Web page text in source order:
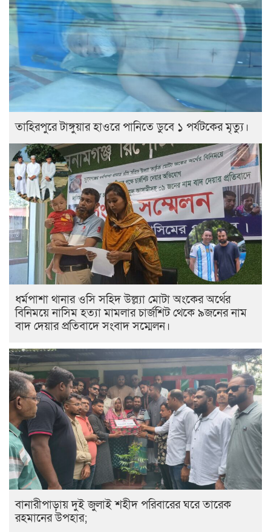
তাহিরপুরে টাঙ্গুয়ার হাওরে পানিতে ডুবে ১ পর্যটকের মৃত্যু।
ধর্মপাশা থানার ওসি সহিদ উল্ল্যা মোটা অংকের অর্থের
বিনিময়ে নাসিম হত্যা মামলার চার্জশিট থেকে ৯জনের নাম
বাদ দেয়ার প্রতিবাদে সংবাদ সম্মেলন।
বানারীপাড়ায় দুই জুলাই শহীদ পরিবারের ঘরে তারেক
রহমানের উপহার;